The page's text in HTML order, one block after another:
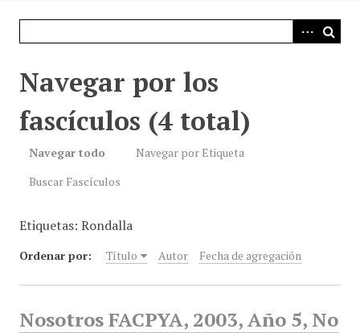
Navegar por los
fascículos (4 total)
Navegar todo
Navegar por Etiqueta
Buscar Fascículos
Etiquetas: Rondalla
Ordenar por: Título Autor Fecha de agregación
Nosotros FACPYA, 2003, Año 5, No